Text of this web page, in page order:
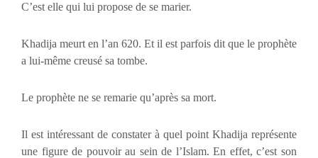
C’est elle qui lui propose de se marier.
Khadija meurt en l’an 620. Et il est parfois dit que le prophète
a lui-même creusé sa tombe.
Le prophète ne se remarie qu’après sa mort.
Il est intéressant de constater à quel point Khadija représente
une figure de pouvoir au sein de l’Islam. En effet, c’est son